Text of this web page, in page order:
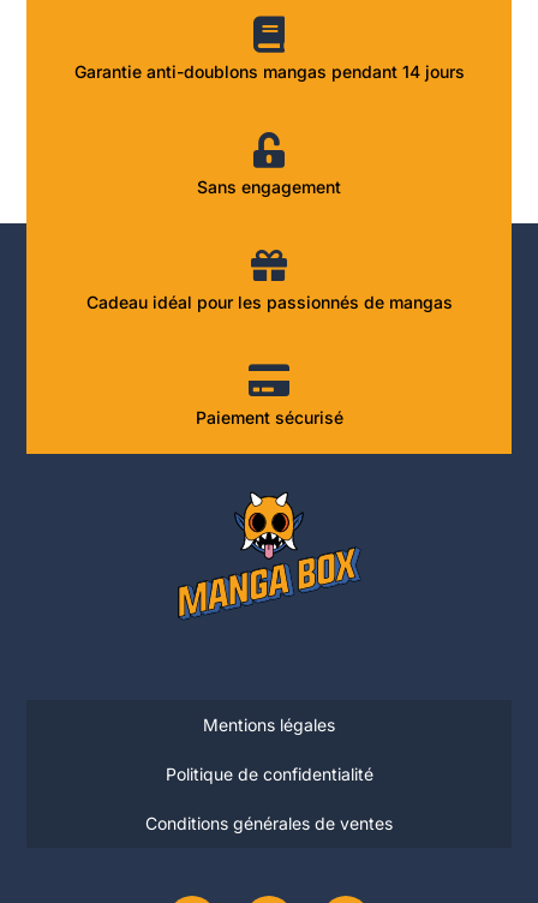
Garantie anti-doublons mangas pendant 14 jours
Sans engagement
Cadeau idéal pour les passionnés de mangas
Paiement sécurisé
Mentions légales
Politique de confidentialité
Conditions générales de ventes